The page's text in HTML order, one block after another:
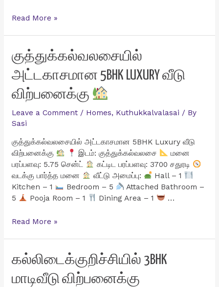
சேர்ந்தமரத்தில்
வீட்டு
மனை
விற்பனைக்கு
Read More »
குத்துக்கல்வலசையில்
அட்டகாசமான 5BHK LUXURY வீடு
விற்பனைக்கு
Leave a Comment / Homes, Kuthukkalvalasai / By
Sasi
குத்துக்கல்வலசையில் அட்டகாசமான 5BHK Luxury வீடு
விற்பனைக்கு
இடம்: குத்துக்கல்வலசை
மனை
பரப்பளவு: 5.75 சென்ட்
கட்டிட பரப்பளவு: 3700 சதுரடி
வடக்கு பார்த்த மனை
வீட்டு அமைப்பு:
Hall – 1
Kitchen – 1
Bedroom – 5
Attached Bathroom –
5
Pooja Room – 1 Dining Area – 1 …
குத்துக்கல்வலசையில்
Luxury
வீடு
விற்பனைக்கு
Read More »
கல்லிடைக்குறிச்சியில் 3BHK
மாடிவீடு விற்பனைக்கு